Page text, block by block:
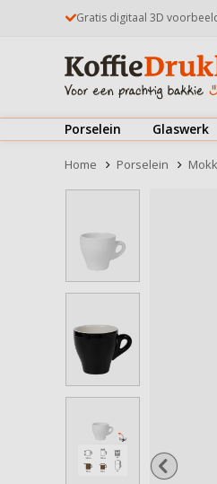
Gratis digitaal 3D
Porselein
Kop & schotels
Mokken & kopjes
Kommen & schaaltjes
Bekijk alles
Glaswerk
Gin
Home Porselein